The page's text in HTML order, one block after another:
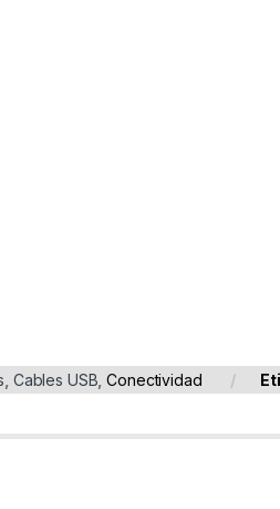
Cables USB ,Conectividad